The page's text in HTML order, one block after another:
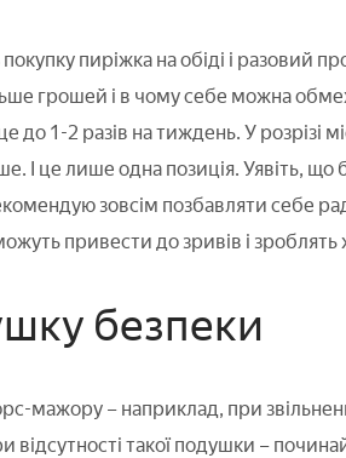
пиріжка на обіді і разовий
грошей і в чому себе можна
до 1-2 разів на тиждень. У розрізі
І це лише одна позиція. Уявіть,
зовсім позбавляти себе
привести до зривів і
безпеки
мажору – наприклад, при
відсутності такої подушки –